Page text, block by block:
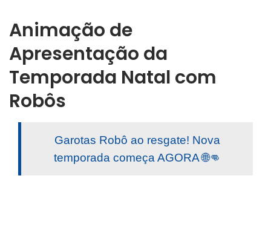
Animação de
Apresentação da
Temporada Natal com
Robôs
Garotas Robô ao resgate! Nova
temporada começa AGORA 🌐👊